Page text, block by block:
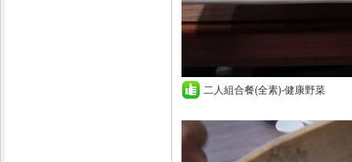
二人組合餐(全素)-健康野菜